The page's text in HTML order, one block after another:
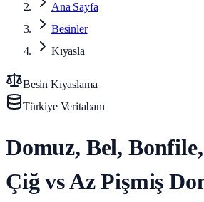
Ana Sayfa
Besinler
Kıyasla
Besin Kıyaslama
Türkiye Veritabanı
Domuz, Bel,
Çiğ vs Az Pişmiş